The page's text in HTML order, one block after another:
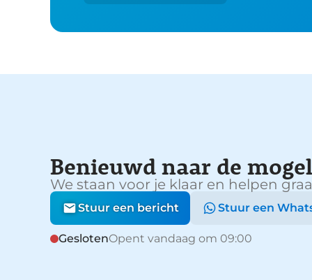
Benieuwd naar de
We staan voor je klaar en helpen
Stuur een bericht Stuur een
GeslotenOpent vandaag om 09:00